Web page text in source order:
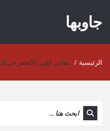
جاوبها
الرئيسية / معاني اللون الأخضر في